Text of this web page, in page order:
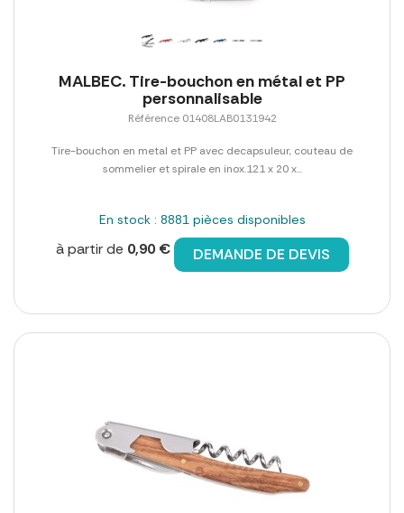
MALBEC. Tire-bouchon en métal et PP
personnalisable
Référence 01408LAB0131942
Tire-bouchon en metal et PP avec decapsuleur, couteau de
sommelier et spirale en inox.121 x 20 x...
En stock : 8881 pièces disponibles
à partir de 0,90 € DEMANDE DE DEVIS